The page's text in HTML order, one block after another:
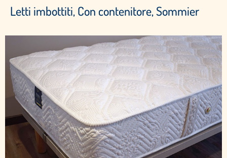
Letti imbottiti, Con contenitore, Sommier